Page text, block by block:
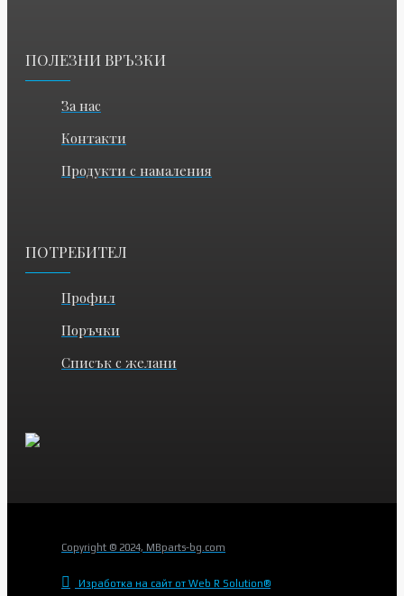
ПОЛЕЗНИ ВРЪЗКИ
За нас
Контакти
Продукти с намаления
ПОТРЕБИТЕЛ
Профил
Поръчки
Списък с желани
Copyright © 2024, MBparts-bg.com
Изработка на сайт от Web R Solution®